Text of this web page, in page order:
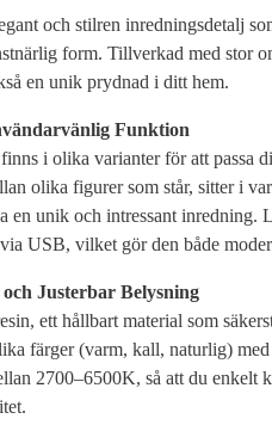
och stilren inredningsdetalj
form. Tillverkad med stor
en unik prydnad i ditt hem.
Funktion
i olika varianter för att passa
olika figurer som står, sitter i
en unik och intressant inredning.
USB, vilket gör den både
Justerbar Belysning
ett hållbart material som
färger (varm, kall, naturlig)
2700–6500K, så att du enkelt